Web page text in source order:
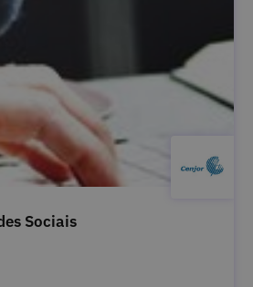
Sociais